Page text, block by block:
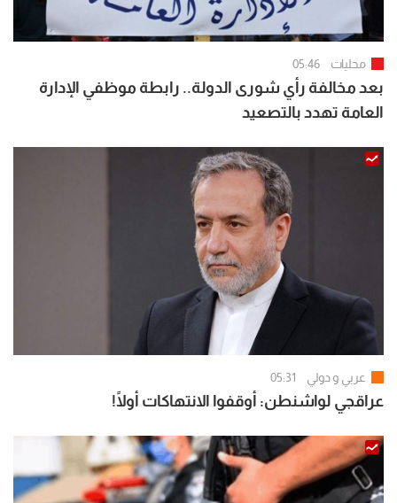
محليات 05:46
بعد مخالفة رأي شورى الدولة.. رابطة موظفي الإدارة
العامة تهدد بالتصعيد
عربي و دولي 05:31
عراقجي لواشنطن: أوقفوا الانتهاكات أولًا!